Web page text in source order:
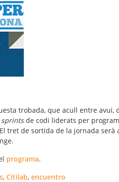
trobada, que acull entre avui,
sprintsde codi liderats per
tret de sortida de la jornada serà
programa.
, Citilab, encuentro